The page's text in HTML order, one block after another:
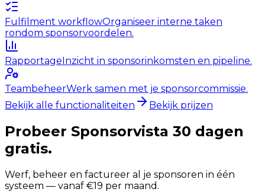
Fulfilment workflowOrganiseer interne taken
rondom sponsorvoordelen.
RapportageInzicht in sponsorinkomsten en pipeline.
TeambeheerWerk samen met je sponsorcommissie.
Bekijk alle functionaliteiten
Bekijk prijzen
Probeer Sponsorvista 30 dagen
gratis.
Werf, beheer en factureer al je sponsoren in één
systeem — vanaf €19 per maand.